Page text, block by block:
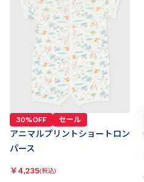
30%OFF セール
アニマルプリントショートロン
パース
￥ 4,235(税込)